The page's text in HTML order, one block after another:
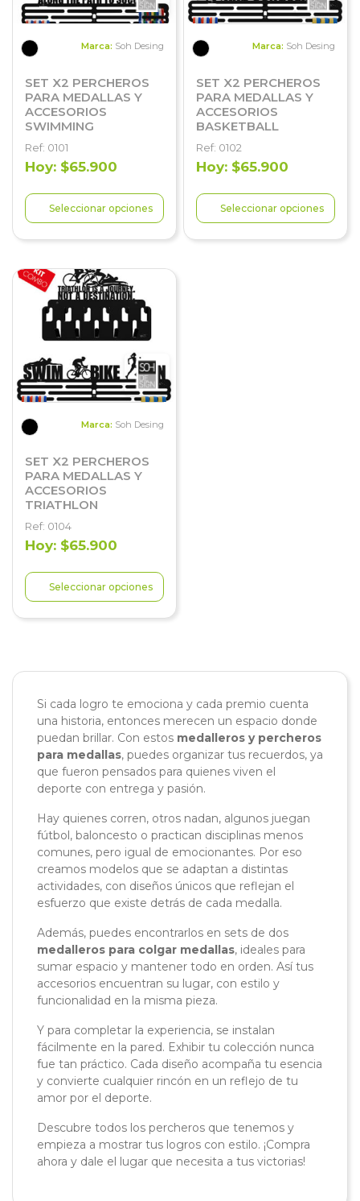
Marca: Soh Desing
SET X2 PERCHEROS
PARA MEDALLAS Y
ACCESORIOS
SWIMMING
Ref: 0101
Hoy: $65.900
Seleccionar opciones
Marca: Soh Desing
SET X2 PERCHEROS
PARA MEDALLAS Y
ACCESORIOS
BASKETBALL
Ref: 0102
Hoy: $65.900
Seleccionar opciones
Marca: Soh Desing
SET X2 PERCHEROS
PARA MEDALLAS Y
ACCESORIOS
TRIATHLON
Ref: 0104
Hoy: $65.900
Seleccionar opciones
Si cada logro te emociona y cada premio cuenta
una historia, entonces merecen un espacio donde
puedan brillar. Con estos medalleros y percheros
para medallas, puedes organizar tus recuerdos, ya
que fueron pensados para quienes viven el
deporte con entrega y pasión.
Hay quienes corren, otros nadan, algunos juegan
fútbol, baloncesto o practican disciplinas menos
comunes, pero igual de emocionantes. Por eso
creamos modelos que se adaptan a distintas
actividades, con diseños únicos que reflejan el
esfuerzo que existe detrás de cada medalla.
Además, puedes encontrarlos en sets de dos
medalleros para colgar medallas, ideales para
sumar espacio y mantener todo en orden. Así tus
accesorios encuentran su lugar, con estilo y
funcionalidad en la misma pieza.
Y para completar la experiencia, se instalan
fácilmente en la pared. Exhibir tu colección nunca
fue tan práctico. Cada diseño acompaña tu esencia
y convierte cualquier rincón en un reflejo de tu
amor por el deporte.
Descubre todos los percheros que tenemos y
empieza a mostrar tus logros con estilo. ¡Compra
ahora y dale el lugar que necesita a tus victorias!